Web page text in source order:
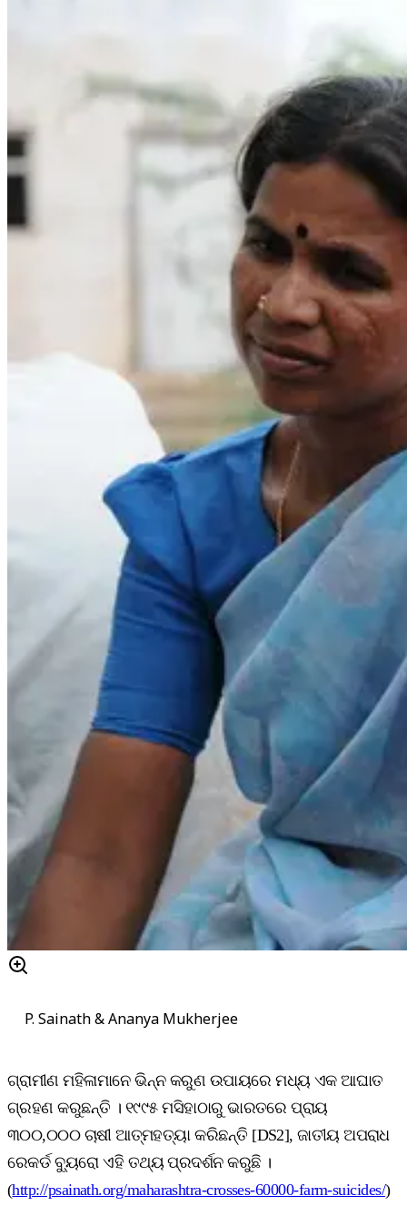
P. Sainath & Ananya Mukherjee
ଗ୍ରାମୀଣ ମହିଳାମାନେ ଭିନ୍ନ କରୁଣ ଉପାୟରେ ମଧ୍ୟ ଏକ ଆଘାତ
ଗ୍ରହଣ କରୁଛନ୍ତି । ୧୯୯୫ ମସିହାଠାରୁ ଭାରତରେ ପ୍ରାୟ
୩୦୦,୦୦୦ ଚାଷୀ ଆତ୍ମହତ୍ୟା କରିଛନ୍ତି [DS2], ଜାତୀୟ ଅପରାଧ
ରେକର୍ଡ ବ୍ୟୁରୋ ଏହି ତଥ୍ୟ ପ୍ରଦର୍ଶନ କରୁଛି ।
(http://psainath.org/maharashtra-crosses-60000-farm-suicides/)